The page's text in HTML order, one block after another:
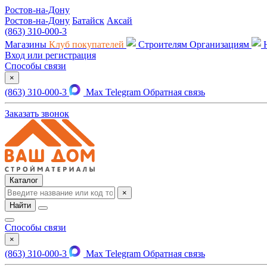
Ростов-на-Дону
Ростов-на-Дону Батайск Аксай
(863) 310-000-3
Магазины Клуб покупателей Строителям Организациям
Вход или регистрация
Способы связи
×
(863) 310-000-3 Max Telegram Обратная связь
Заказать звонок
Каталог
×
Найти
Способы связи
×
(863) 310-000-3 Max Telegram Обратная связь